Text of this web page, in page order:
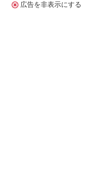
広告を非表示にする